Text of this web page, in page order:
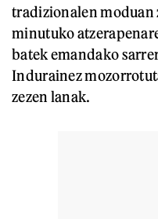
tradizionalen moduan
minutuko
batek emandako
Indurainez
zezen lanak.